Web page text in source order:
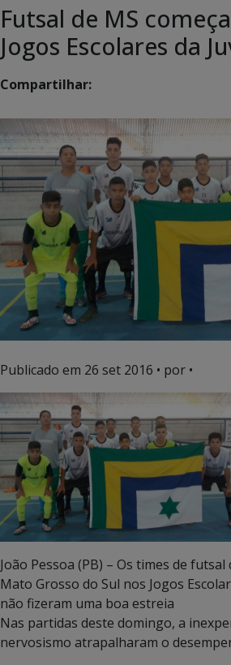
Futsal de MS
Jogos Escolares da
Compartilhar:
Publicado em 26 set 2016 • por •
João Pessoa (PB) – Os times de
Mato Grosso do Sul nos Jogos
não fizeram uma boa estreia
Nas partidas deste domingo, a
nervosismo atrapalharam o